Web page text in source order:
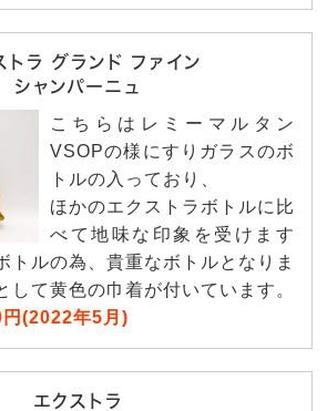
トラ グランド ファイン
シャンパーニュ
こちらはレミーマルタン
VSOPの様にすりガラスのボ
トルの入っており、
ほかのエクストラボトルに比
べて地味な印象を受けます
トルの為、貴重なボトルとなりま
して黄色の巾着が付いています。
(2022年5月)
エクストラ